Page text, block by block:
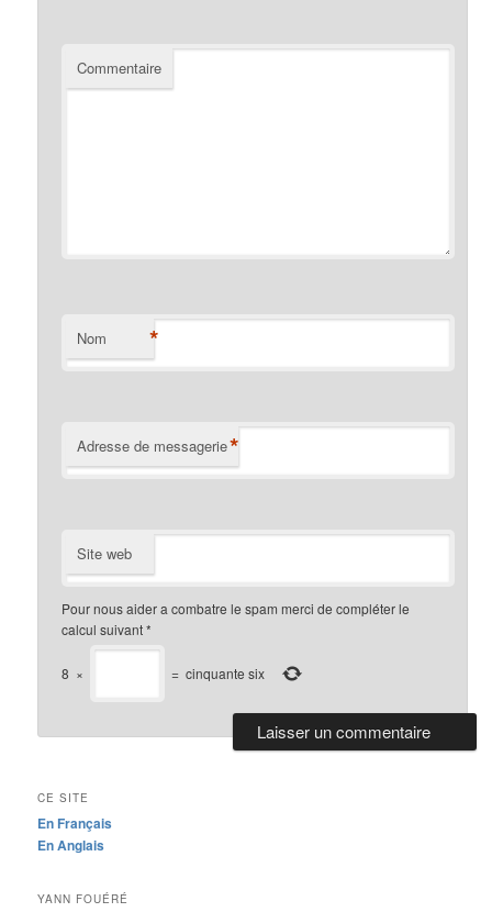
Commentaire
Nom *
Adresse de messagerie*
Site web
Pour nous aider a combatre le spam merci de compléter le
calcul suivant*
8 × = cinquante six
CE SITE
En Français
En Anglais
YANN FOUÉRÉ